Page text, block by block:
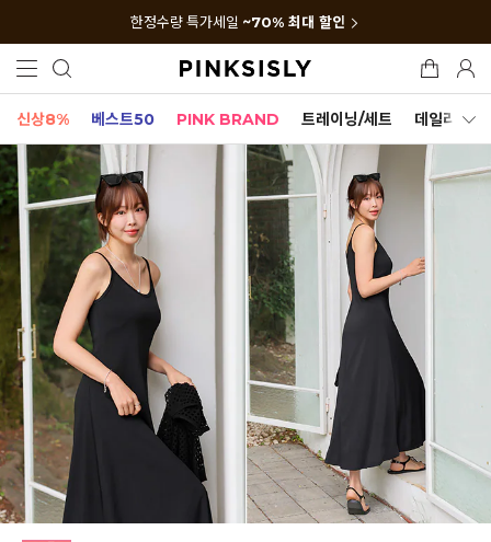
한정수량 특가세일 ~70% 최대 할인
신상8% 베스트50 PINK BRAND 트레이닝/세트 데일리세트